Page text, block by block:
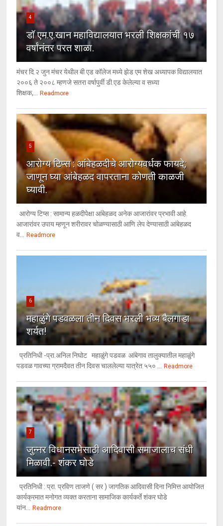
4
डॉ एम.ए.खान महाविद्यालयात भरली शिक्षकांची १७
वर्षांनंतर परत शाळा.
मंचर दि.२ जुन मंचर येथील बी एड कॉलेज मध्ये झेड एम शेख अध्यापक विद्यालयात
२००६ ते २००८ म्हणजे सतरा वर्षापुर्वी डी.एड केलेल्या व सध्या
शिक्षक,... Readmore
5
आरोग्य टिप्स : आंबेहळदीचे आरोग्यवर्धक फायदे;
जाणून घ्या आंबेहळद वापरताना कोणती काळजी
घ्यावी.
आरोग्य टिप्स : सामान्य हळदीपेक्षा आंबेहळद अनेक आजारांवर प्रभावी आहे.
आजारांवर उपाय म्हणून शरीरावर चोळण्यासाठी आणि लेप देण्यासाठी आंबेहळद
व... Readmore
6
महाळुंगे पडवळला तीन दिवस भरली भव्य बैलगाडा
शर्यत!
प्रतिनिधी -प्रा.अनिल निघोट महाळुंगे पडवळ आंबेगाव तालुक्यातील महाळुंगे
पडवळ गावच्या ग्रामदैवत तीन दिवस चाललेल्या यात्रेत ५५० ... Readmore
7
जुन्नर विधानसभेसाठी आदिवासी समाजालाच संधी
मिळावी.- शंकर घोडे
प्रतिनिधी : प्रा. प्रविण ताजणे ( सर ) जागतिक आदिवासी दिना निमित्त आयोजित
कार्यक्रमात मनोगत व्यक्त करताना सामाजिक कार्यकर्ते शंकर घोडे
यांन... Readmore